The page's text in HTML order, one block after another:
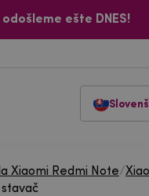
ešte DNES!
Xiaomi Redmi Note/